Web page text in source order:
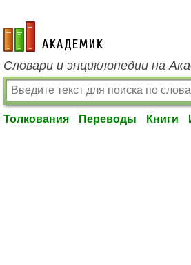
academic.ru
Словари и энциклопедии на
Толкования Переводы Книги